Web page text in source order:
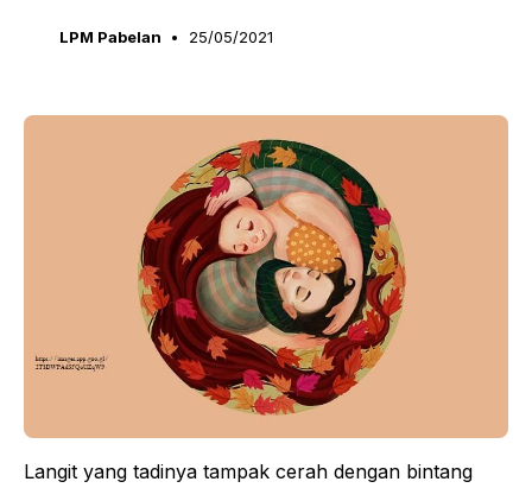
LPM Pabelan 25/05/2021
Langit yang tadinya tampak cerah dengan bintang